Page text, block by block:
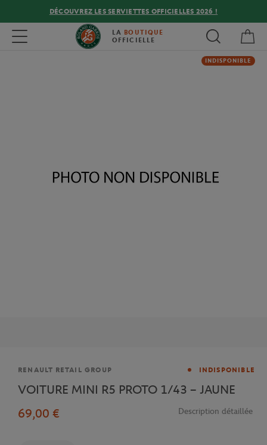
DÉCOUVREZ LES SERVIETTES OFFICIELLES 2026 !
Toggle navigation LA BOUTIQUE
OFFICIELLE
INDISPONIBLE
Marque
RENAULT RETAIL GROUP INDISPONIBLE
VOITURE MINI R5 PROTO 1/43 – JAUNE
69,00 €
Description détaillée